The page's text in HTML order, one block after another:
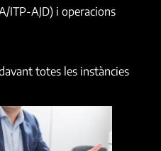
ITP-AJD) i operacions
totes les instàncies